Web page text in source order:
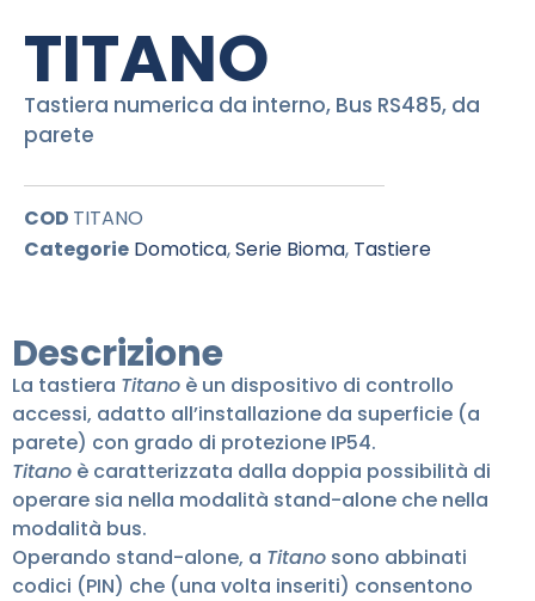
TITANO
Tastiera numerica da interno, Bus RS485, da
parete
COD TITANO
Categorie Domotica,Serie Bioma, Tastiere
Descrizione
La tastiera Titano è un dispositivo di controllo
accessi, adatto all’installazione da superficie (a
parete) con grado di protezione IP54.
Titano è caratterizzata dalla doppia possibilità di
operare sia nella modalità stand-alone che nella
modalità bus.
Operando stand-alone, a Titano sono abbinati
codici (PIN) che (una volta inseriti) consentono